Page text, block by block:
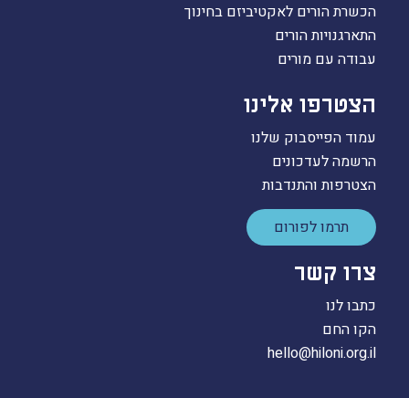
הכשרת הורים לאקטיביזם בחינוך
התארגנויות הורים
עבודה עם מורים
הצטרפו אלינו
עמוד הפייסבוק שלנו
הרשמה לעדכונים
הצטרפות והתנדבות
תרמו לפורום
צרו קשר
כתבו לנו
הקו החם
hello@hiloni.org.il